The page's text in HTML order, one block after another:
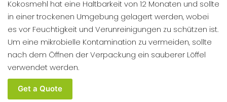
Kokosmehl hat eine Haltbarkeit von 12 Monaten und sollte
in einer trockenen Umgebung gelagert werden, wobei
es vor Feuchtigkeit und Verunreinigungen zu schützen ist.
Um eine mikrobielle Kontamination zu vermeiden, sollte
nach dem Öffnen der Verpackung ein sauberer Löffel
verwendet werden.
Bio
Kokosnussmehl
Get a Quote